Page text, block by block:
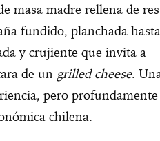
masa madre rellena de res
fundido, planchada hasta
y crujiente que invita a
de un grilled cheese.
pero profundamente
chilena.